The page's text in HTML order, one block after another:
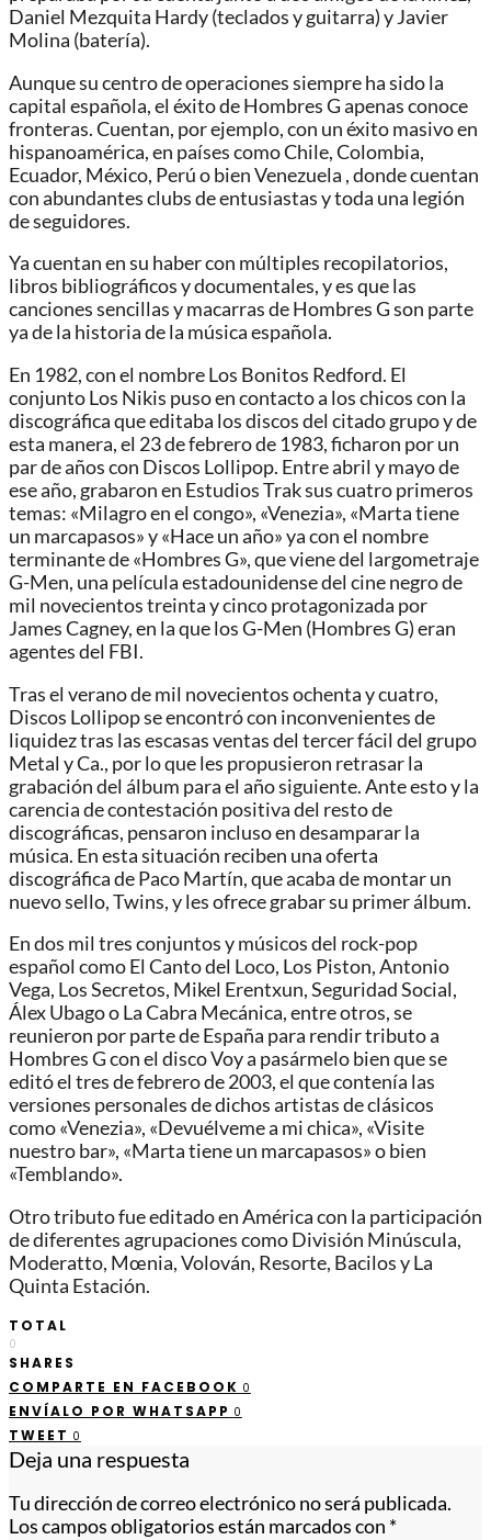
Daniel Mezquita Hardy (teclados y guitarra) y Javier
Molina (batería).
Aunque su centro de operaciones siempre ha sido la
capital española, el éxito de Hombres G apenas conoce
fronteras. Cuentan, por ejemplo, con un éxito masivo en
hispanoamérica, en países como Chile, Colombia,
Ecuador, México, Perú o bien Venezuela , donde cuentan
con abundantes clubs de entusiastas y toda una legión
de seguidores.
Ya cuentan en su haber con múltiples recopilatorios,
libros bibliográficos y documentales, y es que las
canciones sencillas y macarras de Hombres G son parte
ya de la historia de la música española.
En 1982, con el nombre Los Bonitos Redford. El
conjunto Los Nikis puso en contacto a los chicos con la
discográfica que editaba los discos del citado grupo y de
esta manera, el 23 de febrero de 1983, ficharon por un
par de años con Discos Lollipop. Entre abril y mayo de
ese año, grabaron en Estudios Trak sus cuatro primeros
temas: «Milagro en el congo», «Venezia», «Marta tiene
un marcapasos» y «Hace un año» ya con el nombre
terminante de «Hombres G», que viene del largometraje
G-Men, una película estadounidense del cine negro de
mil novecientos treinta y cinco protagonizada por
James Cagney, en la que los G-Men (Hombres G) eran
agentes del FBI.
Tras el verano de mil novecientos ochenta y cuatro,
Discos Lollipop se encontró con inconvenientes de
liquidez tras las escasas ventas del tercer fácil del grupo
Metal y Ca., por lo que les propusieron retrasar la
grabación del álbum para el año siguiente. Ante esto y la
carencia de contestación positiva del resto de
discográficas, pensaron incluso en desamparar la
música. En esta situación reciben una oferta
discográfica de Paco Martín, que acaba de montar un
nuevo sello, Twins, y les ofrece grabar su primer álbum.
En dos mil tres conjuntos y músicos del rock-pop
español como El Canto del Loco, Los Piston, Antonio
Vega, Los Secretos, Mikel Erentxun, Seguridad Social,
Álex Ubago o La Cabra Mecánica, entre otros, se
reunieron por parte de España para rendir tributo a
Hombres G con el disco Voy a pasármelo bien que se
editó el tres de febrero de 2003, el que contenía las
versiones personales de dichos artistas de clásicos
como «Venezia», «Devuélveme a mi chica», «Visite
nuestro bar», «Marta tiene un marcapasos» o bien
«Temblando».
Otro tributo fue editado en América con la participación
de diferentes agrupaciones como División Minúscula,
Moderatto, Mœnia, Volován, Resorte, Bacilos y La
Quinta Estación.
TOTAL
0
SHARES
COMPARTE EN FACEBOOK 0
ENVÍALO POR WHATSAPP 0
TWEET 0
Deja una respuesta
Tu dirección de correo electrónico no será publicada.
Los campos obligatorios están marcados con *